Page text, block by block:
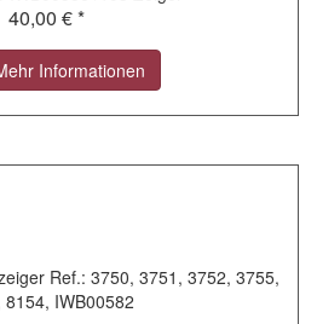
40,00 € *
Informationen